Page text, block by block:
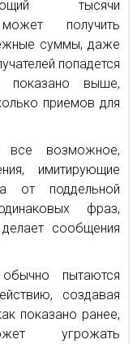
тысячи
получить
суммы, даже
попадется
показано выше,
приемов для
все возможное,
имитирующие
от поддельной
фраз,
сообщения
пытаются
создавая
показано ранее,
угрожать